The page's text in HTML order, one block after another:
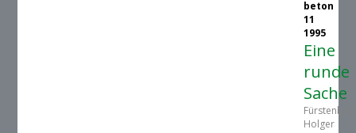
beton
11
1995
Eine
runde
Sache
Holger